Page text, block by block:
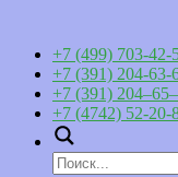
+7 (499) 703-42-
+7 (391) 204-63-
+7 (391)
+7 (4742) 52-20-